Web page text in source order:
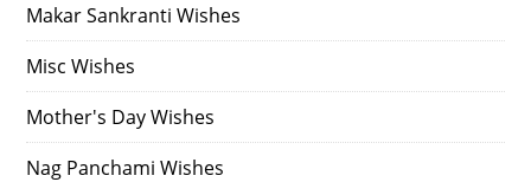
Makar Sankranti Wishes
Misc Wishes
Mother's Day Wishes
Nag Panchami Wishes